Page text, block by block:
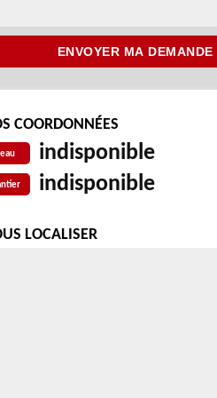
COORDONNÉES
indisponible
indisponible
LOCALISER